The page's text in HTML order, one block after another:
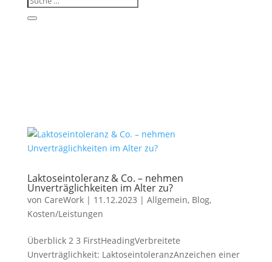
Laktoseintoleranz & Co. – nehmen
Unverträglichkeiten im Alter zu?
von CareWork| 11.12.2023 | Allgemein, Blog,
Kosten/Leistungen
Überblick 2 3 FirstHeadingVerbreitete
Unverträglichkeit: LaktoseintoleranzAnzeichen einer